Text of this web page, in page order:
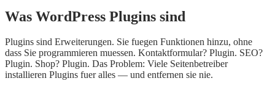
Was WordPress Plugins sind
Plugins sind Erweiterungen. Sie fuegen Funktionen hinzu, ohne
dass Sie programmieren muessen. Kontaktformular? Plugin. SEO?
Plugin. Shop? Plugin. Das Problem: Viele Seitenbetreiber
installieren Plugins fuer alles — und entfernen sie nie.